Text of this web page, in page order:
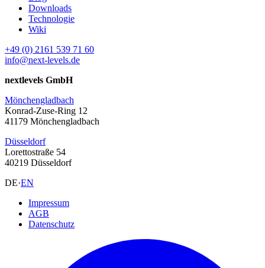
Downloads
Technologie
Wiki
+49 (0) 2161 539 71 60
info@next-levels.de
nextlevels GmbH
Mönchengladbach
Konrad-Zuse-Ring 12
41179 Mönchengladbach
Düsseldorf
Lorettostraße 54
40219 Düsseldorf
DE·EN
Impressum
AGB
Datenschutz